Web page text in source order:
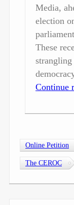
Media,
election
These
strangling
Continue
Online Petition
The CEROC